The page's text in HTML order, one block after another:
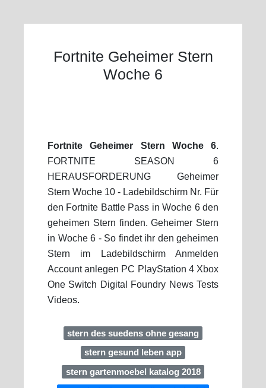
Fortnite Geheimer Stern
Woche 6
Fortnite Geheimer Stern Woche 6.
FORTNITE SEASON 6
HERAUSFORDERUNG Geheimer
Stern Woche 10 - Ladebildschirm Nr. Für
den Fortnite Battle Pass in Woche 6 den
geheimen Stern finden. Geheimer Stern
in Woche 6 - So findet ihr den geheimen
Stern im Ladebildschirm Anmelden
Account anlegen PC PlayStation 4 Xbox
One Switch Digital Foundry News Tests
Videos.
stern des suedens ohne gesang
stern gesund leben app
stern gartenmoebel katalog 2018